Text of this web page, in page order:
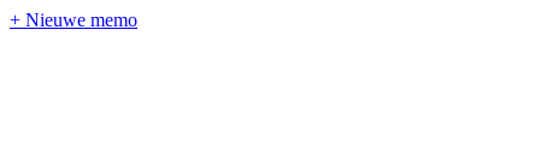
+ Nieuwe memo